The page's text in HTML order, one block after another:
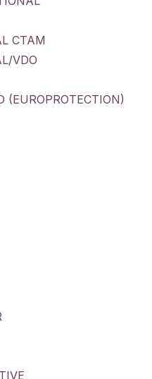
CTAM
VDO
(EUROPROTECTION)